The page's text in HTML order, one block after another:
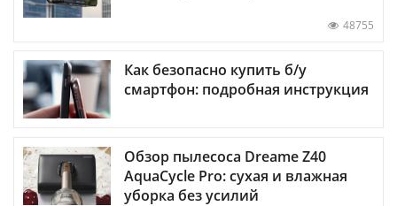
48755
Как безопасно купить б/у
смартфон: подробная инструкция
Обзор пылесоса Dreame Z40
AquaCycle Pro: сухая и влажная
уборка без усилий